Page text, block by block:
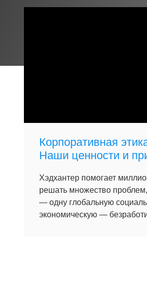
Корпоративная
Наши ценности и
Хэдхантер помогает
решать множество
— одну глобальную
экономическую —